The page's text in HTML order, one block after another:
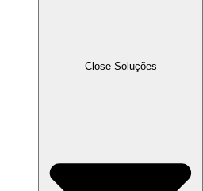
Close Soluções